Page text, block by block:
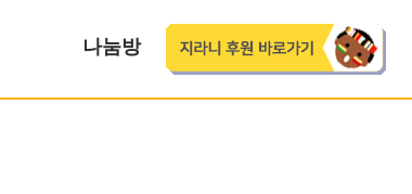
나눔방